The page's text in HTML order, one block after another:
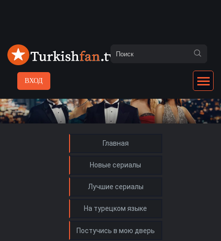
ВХОД
Главная
Новые сериалы
Лучшие сериалы
На турецком языке